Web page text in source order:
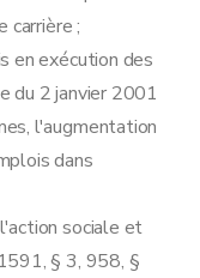
carrière ;
en exécution des
du 2 janvier 2001
l'augmentation
dans
sociale et
§ 3, 958, §